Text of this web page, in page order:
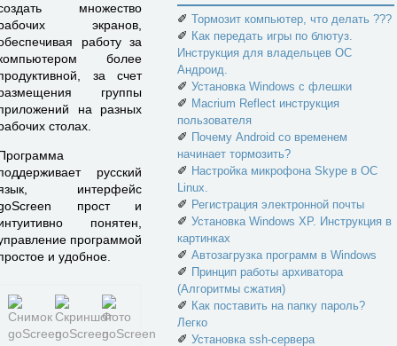
множество
экранов,
работу за
более
за счет
группы
на разных
столах.
русский
интерфейс
прост и
понятен,
программой
и удобное.
✐ Тормозит компьютер, что делать ???
✐ Как передать игры по блютуз.
Инструкция для владельцев ОС
Андроид.
✐ Установка Windows с флешки
✐ Macrium Reflect инструкция
пользователя
✐ Почему Android со временем
начинает тормозить?
✐ Настройка микрофона Skype в ОС
Linux.
✐ Регистрация электронной почты
✐ Установка Windows XP. Инструкция в
картинках
✐ Автозагрузка программ в Windows
✐ Принцип работы архиватора
(Алгоритмы сжатия)
✐ Как поставить на папку пароль?
Легко
✐ Установка ssh-сервера